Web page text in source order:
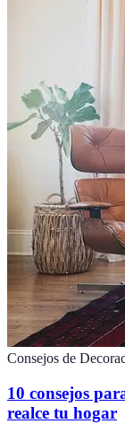
Consejos de
10 consejos
realce tu hogar